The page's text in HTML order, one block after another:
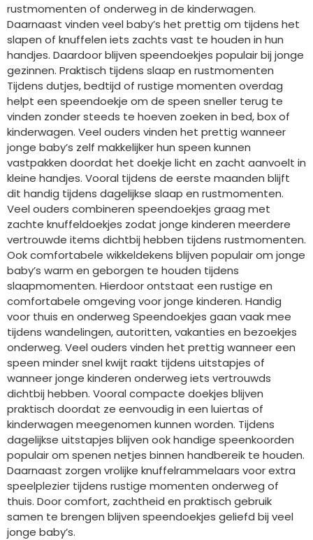
rustmomenten of onderweg in de kinderwagen.
Daarnaast vinden veel baby’s het prettig om tijdens het
slapen of knuffelen iets zachts vast te houden in hun
handjes. Daardoor blijven speendoekjes populair bij jonge
gezinnen. Praktisch tijdens slaap en rustmomenten
Tijdens dutjes, bedtijd of rustige momenten overdag
helpt een speendoekje om de speen sneller terug te
vinden zonder steeds te hoeven zoeken in bed, box of
kinderwagen. Veel ouders vinden het prettig wanneer
jonge baby’s zelf makkelijker hun speen kunnen
vastpakken doordat het doekje licht en zacht aanvoelt in
kleine handjes. Vooral tijdens de eerste maanden blijft
dit handig tijdens dagelijkse slaap en rustmomenten.
Veel ouders combineren speendoekjes graag met
zachte knuffeldoekjes zodat jonge kinderen meerdere
vertrouwde items dichtbij hebben tijdens rustmomenten.
Ook comfortabele wikkeldekens blijven populair om jonge
baby’s warm en geborgen te houden tijdens
slaapmomenten. Hierdoor ontstaat een rustige en
comfortabele omgeving voor jonge kinderen. Handig
voor thuis en onderweg Speendoekjes gaan vaak mee
tijdens wandelingen, autoritten, vakanties en bezoekjes
onderweg. Veel ouders vinden het prettig wanneer een
speen minder snel kwijt raakt tijdens uitstapjes of
wanneer jonge kinderen onderweg iets vertrouwds
dichtbij hebben. Vooral compacte doekjes blijven
praktisch doordat ze eenvoudig in een luiertas of
kinderwagen meegenomen kunnen worden. Tijdens
dagelijkse uitstapjes blijven ook handige speenkoorden
populair om spenen netjes binnen handbereik te houden.
Daarnaast zorgen vrolijke knuffelrammelaars voor extra
speelplezier tijdens rustige momenten onderweg of
thuis. Door comfort, zachtheid en praktisch gebruik
samen te brengen blijven speendoekjes geliefd bij veel
jonge baby’s.